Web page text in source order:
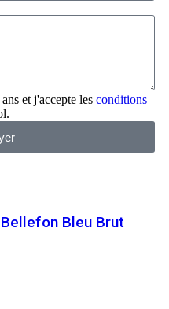
et j'accepte les conditions
Bleu Brut